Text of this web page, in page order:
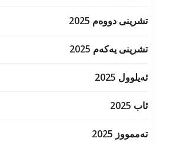
تشرینی دووەم 2025
تشرینی یەکەم 2025
ئەیلوول 2025
ئاب 2025
تەممووز 2025